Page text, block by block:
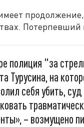
полиция "за
Турусина, на
себя убить,
– возмущено